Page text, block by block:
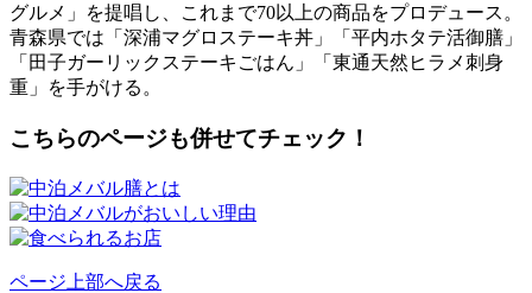
グルメ」を提唱し、これまで70以上の商品をプロデュース。
青森県では「深浦マグロステーキ丼」「平内ホタテ活御膳」
「田子ガーリックステーキごはん」「東通天然ヒラメ刺身
重」を手がける。
こちらのページも併せてチェック！
ページ上部へ戻る